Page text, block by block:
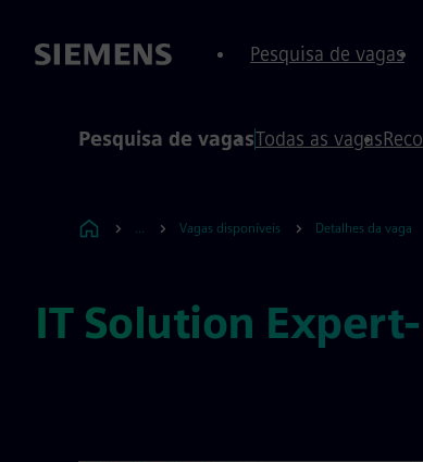
Pesquisa de vagas
Pesquisa de vagasTodas as vagas
... Vagas disponíveis Detalhes da vaga
IT Solution